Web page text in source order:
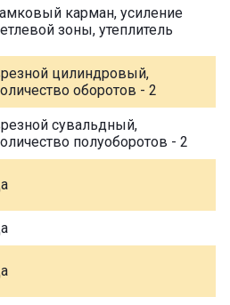
карман, усиление
зоны, утеплитель
цилиндровый,
оборотов - 2
сувальдный,
полуоборотов - 2